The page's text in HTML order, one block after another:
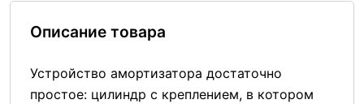
Описание товара
Устройство амортизатора достаточно
простое: цилиндр с креплением, в котором